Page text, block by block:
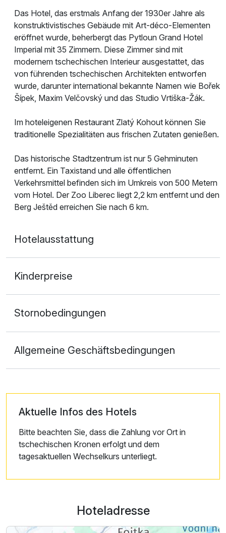
Das Hotel, das erstmals Anfang der 1930er Jahre als
konstruktivistisches Gebäude mit Art-déco-Elementen
eröffnet wurde, beherbergt das Pytloun Grand Hotel
Imperial mit 35 Zimmern. Diese Zimmer sind mit
modernem tschechischen Interieur ausgestattet, das
von führenden tschechischen Architekten entworfen
wurde, darunter international bekannte Namen wie Bořek
Šípek, Maxim Velčovský und das Studio Vrtiška-Žák.
Im hoteleigenen Restaurant Zlatý Kohout können Sie
traditionelle Spezialitäten aus frischen Zutaten genießen.
Das historische Stadtzentrum ist nur 5 Gehminuten
entfernt. Ein Taxistand und alle öffentlichen
Verkehrsmittel befinden sich im Umkreis von 500 Metern
vom Hotel. Der Zoo Liberec liegt 2,2 km entfernt und den
Berg Ještěd erreichen Sie nach 6 km.
Hotelausstattung
Kinderpreise
Stornobedingungen
Allgemeine Geschäftsbedingungen
Aktuelle Infos des Hotels
Bitte beachten Sie, dass die Zahlung vor Ort in
tschechischen Kronen erfolgt und dem
tagesaktuellen Wechselkurs unterliegt.
Hoteladresse